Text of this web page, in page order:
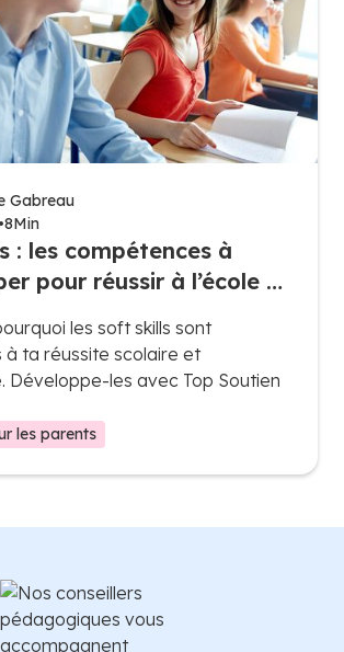
Gabreau
•8Min
: les compétences à
pour réussir à l’école et
les soft skills sont
à ta réussite scolaire et
Développe-les avec Top Soutien
les parents